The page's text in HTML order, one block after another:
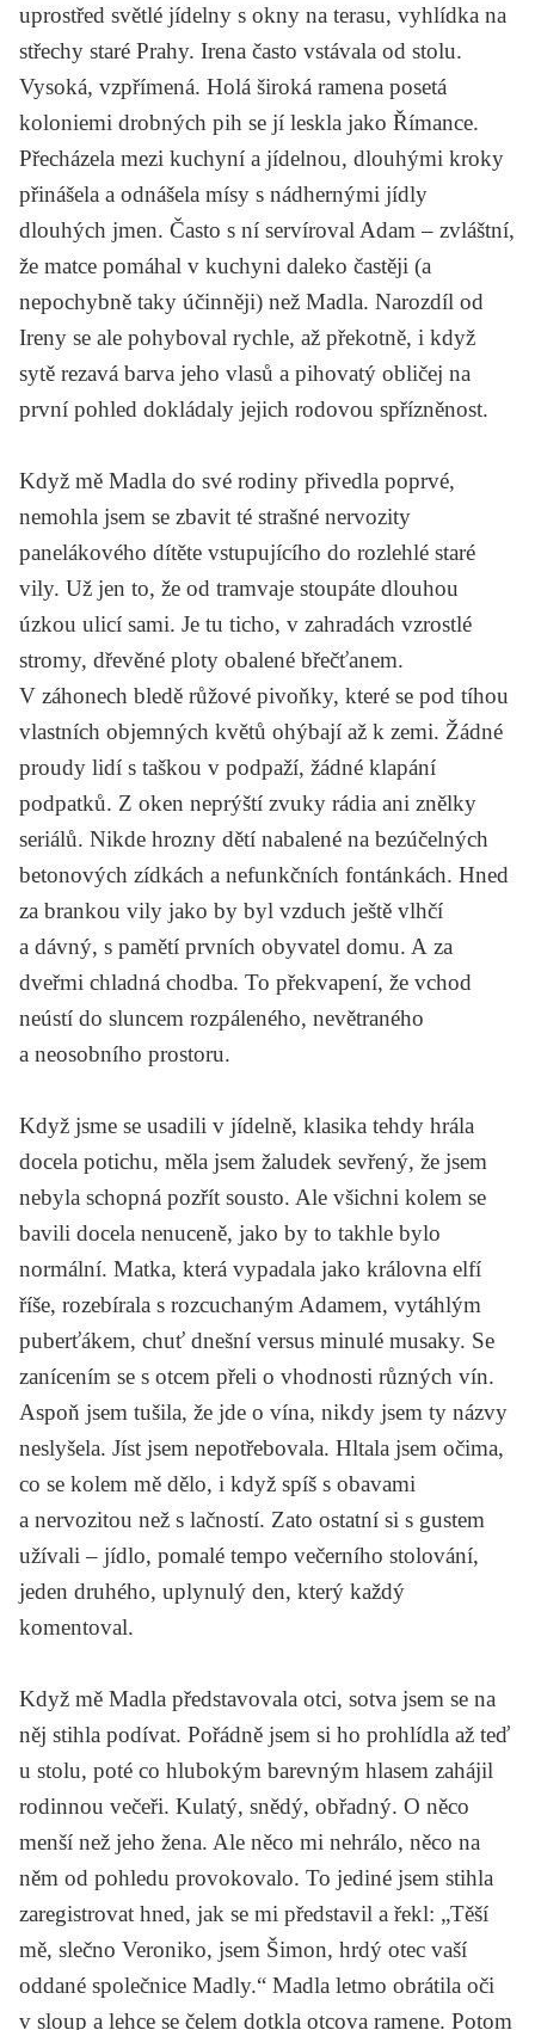
uprostřed světlé jídelny s okny na terasu, vyhlídka na
střechy staré Prahy. Irena často vstávala od stolu.
Vysoká, vzpřímená. Holá široká ramena posetá
koloniemi drobných pih se jí leskla jako Římance.
Přecházela mezi kuchyní a jídelnou, dlouhými kroky
přinášela a odnášela mísy s nádhernými jídly
dlouhých jmen. Často s ní servíroval Adam – zvláštní,
že matce pomáhal v kuchyni daleko častěji (a
nepochybně taky účinněji) než Madla. Narozdíl od
Ireny se ale pohyboval rychle, až překotně, i když
sytě rezavá barva jeho vlasů a pihovatý obličej na
první pohled dokládaly jejich rodovou spřízněnost.
Když mě Madla do své rodiny přivedla poprvé,
nemohla jsem se zbavit té strašné nervozity
panelákového dítěte vstupujícího do rozlehlé staré
vily. Už jen to, že od tramvaje stoupáte dlouhou
úzkou ulicí sami. Je tu ticho, v zahradách vzrostlé
stromy, dřevěné ploty obalené břečťanem.
V záhonech bledě růžové pivoňky, které se pod tíhou
vlastních objemných květů ohýbají až k zemi. Žádné
proudy lidí s taškou v podpaží, žádné klapání
podpatků. Z oken neprýští zvuky rádia ani znělky
seriálů. Nikde hrozny dětí nabalené na bezúčelných
betonových zídkách a nefunkčních fontánkách. Hned
za brankou vily jako by byl vzduch ještě vlhčí
a dávný, s pamětí prvních obyvatel domu. A za
dveřmi chladná chodba. To překvapení, že vchod
neústí do sluncem rozpáleného, nevětraného
a neosobního prostoru.
Když jsme se usadili v jídelně, klasika tehdy hrála
docela potichu, měla jsem žaludek sevřený, že jsem
nebyla schopná pozřít sousto. Ale všichni kolem se
bavili docela nenuceně, jako by to takhle bylo
normální. Matka, která vypadala jako královna elfí
říše, rozebírala s rozcuchaným Adamem, vytáhlým
puberťákem, chuť dnešní versus minulé musaky. Se
zanícením se s otcem přeli o vhodnosti různých vín.
Aspoň jsem tušila, že jde o vína, nikdy jsem ty názvy
neslyšela. Jíst jsem nepotřebovala. Hltala jsem očima,
co se kolem mě dělo, i když spíš s obavami
a nervozitou než s lačností. Zato ostatní si s gustem
užívali – jídlo, pomalé tempo večerního stolování,
jeden druhého, uplynulý den, který každý
komentoval.
Když mě Madla představovala otci, sotva jsem se na
něj stihla podívat. Pořádně jsem si ho prohlídla až teď
u stolu, poté co hlubokým barevným hlasem zahájil
rodinnou večeři. Kulatý, snědý, obřadný. O něco
menší než jeho žena. Ale něco mi nehrálo, něco na
něm od pohledu provokovalo. To jediné jsem stihla
zaregistrovat hned, jak se mi představil a řekl: „Těší
mě, slečno Veroniko, jsem Šimon, hrdý otec vaší
oddané společnice Madly.“ Madla letmo obrátila oči
v sloup a lehce se čelem dotkla otcova ramene. Potom